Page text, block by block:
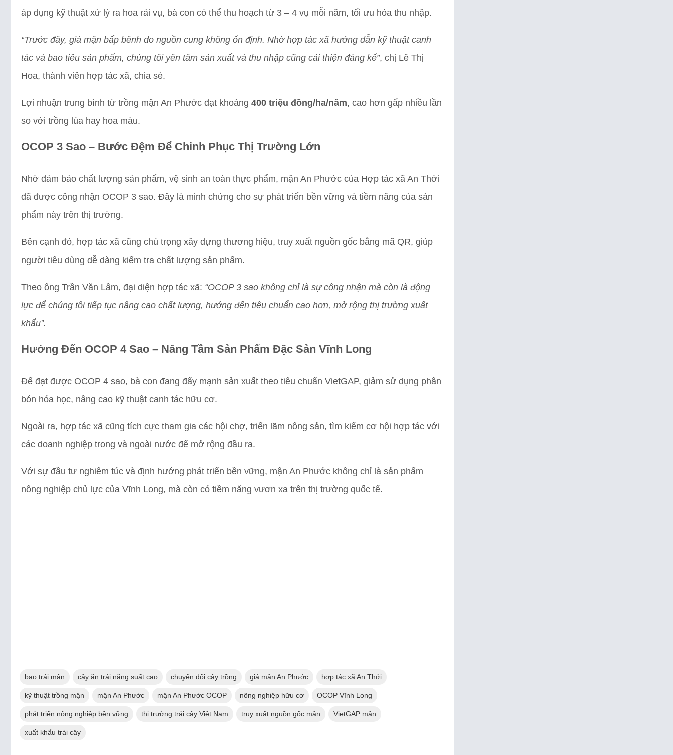
áp dụng kỹ thuật xử lý ra hoa rải vụ, bà con có thể thu hoạch từ 3 – 4 vụ mỗi năm, tối ưu hóa thu nhập.
“Trước đây, giá mận bấp bênh do nguồn cung không ổn định. Nhờ hợp tác xã hướng dẫn kỹ thuật canh
tác và bao tiêu sản phẩm, chúng tôi yên tâm sản xuất và thu nhập cũng cải thiện đáng kể”, chị Lê Thị
Hoa, thành viên hợp tác xã, chia sẻ.
Lợi nhuận trung bình từ trồng mận An Phước đạt khoảng 400 triệu đồng/ha/năm, cao hơn gấp nhiều lần
so với trồng lúa hay hoa màu.
OCOP 3 Sao – Bước Đệm Để Chinh Phục Thị Trường Lớn
Nhờ đảm bảo chất lượng sản phẩm, vệ sinh an toàn thực phẩm, mận An Phước của Hợp tác xã An Thới
đã được công nhận OCOP 3 sao. Đây là minh chứng cho sự phát triển bền vững và tiềm năng của sản
phẩm này trên thị trường.
Bên cạnh đó, hợp tác xã cũng chú trọng xây dựng thương hiệu, truy xuất nguồn gốc bằng mã QR, giúp
người tiêu dùng dễ dàng kiểm tra chất lượng sản phẩm.
Theo ông Trần Văn Lâm, đại diện hợp tác xã: “OCOP 3 sao không chỉ là sự công nhận mà còn là động
lực để chúng tôi tiếp tục nâng cao chất lượng, hướng đến tiêu chuẩn cao hơn, mở rộng thị trường xuất
khẩu”.
Hướng Đến OCOP 4 Sao – Nâng Tầm Sản Phẩm Đặc Sản Vĩnh Long
Để đạt được OCOP 4 sao, bà con đang đẩy mạnh sản xuất theo tiêu chuẩn VietGAP, giảm sử dụng phân
bón hóa học, nâng cao kỹ thuật canh tác hữu cơ.
Ngoài ra, hợp tác xã cũng tích cực tham gia các hội chợ, triển lãm nông sản, tìm kiếm cơ hội hợp tác với
các doanh nghiệp trong và ngoài nước để mở rộng đầu ra.
Với sự đầu tư nghiêm túc và định hướng phát triển bền vững, mận An Phước không chỉ là sản phẩm
nông nghiệp chủ lực của Vĩnh Long, mà còn có tiềm năng vươn xa trên thị trường quốc tế.
bao trái mận cây ăn trái năng suất cao chuyển đổi cây trồng giá mận An Phước hợp tác xã An Thới
kỹ thuật trồng mận mận An Phước mận An Phước OCOP nông nghiệp hữu cơ OCOP Vĩnh Long
phát triển nông nghiệp bền vững thị trường trái cây Việt Nam truy xuất nguồn gốc mận VietGAP mận
xuất khẩu trái cây